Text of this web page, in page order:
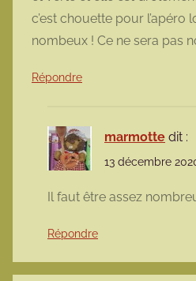
c’est chouette pour l’apéro
nombeux ! Ce ne sera pas
Répondre
marmotte dit :
13 décembre
Il faut être assez
Répondre